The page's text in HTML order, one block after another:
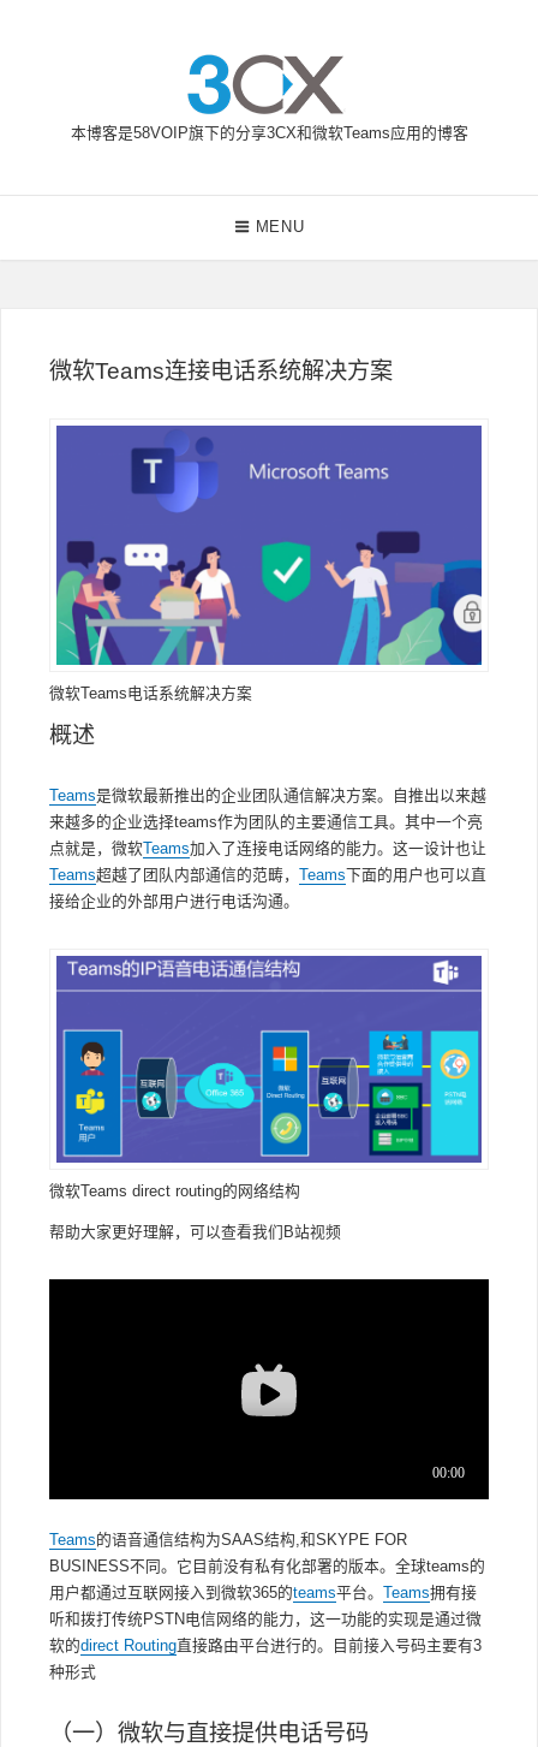
58VOIP企业通信博客
本博客是58VOIP旗下的分享3CX和微软Teams应用的博客
MENU
微软Teams连接电话系统解决方案
微软Teams电话系统解决方案
概述
Teams是微软最新推出的企业团队通信解决方案。自推出以来越
来越多的企业选择teams作为团队的主要通信工具。其中一个亮
点就是，微软Teams加入了连接电话网络的能力。这一设计也让
Teams超越了团队内部通信的范畴， Teams下面的用户也可以直
接给企业的外部用户进行电话沟通。
微软Teams direct routing的网络结构
帮助大家更好理解，可以查看我们B站视频
Teams的语音通信结构为SAAS结构,和SKYPE FOR
BUSINESS不同。它目前没有私有化部署的版本。全球teams的
用户都通过互联网接入到微软365的teams平台。 Teams拥有接
听和拨打传统PSTN电信网络的能力，这一功能的实现是通过微
软的direct Routing直接路由平台进行的。目前接入号码主要有3
种形式
（一）微软与直接提供电话号码